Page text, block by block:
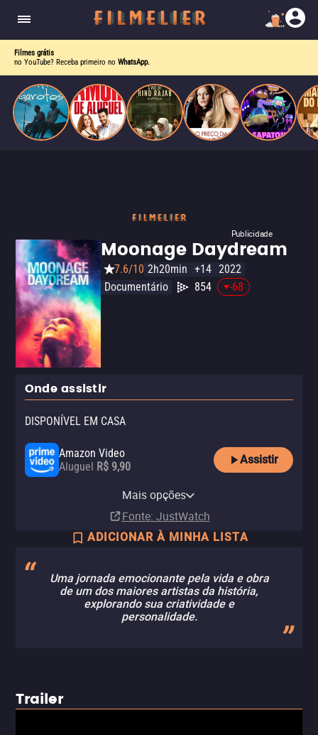
Filmes grátis
no YouTube? Receba primeiro no WhatsApp.
Publicidade
Moonage Daydream
7.6/10 2h20min +14 2022
Documentário
854 -68
Onde assistir
DISPONÍVEL EM CASA
Amazon Video
Aluguel R$ 9,90
Assistir
R$ 9,90
R$ 6,90Mais opções
Fonte: JustWatch
ADICIONAR À MINHA LISTA
Uma jornada emocionante pela vida e obra
de um dos maiores artistas da história,
explorando sua criatividade e
personalidade.
Trailer
aceitação.